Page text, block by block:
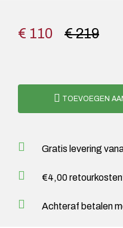
€ 219
€ 110
TOEVOEGEN
Gratis levering
€4,00
Achteraf betalen